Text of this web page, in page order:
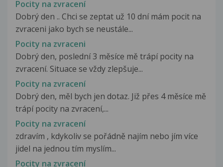
Pocity na zvracení
Dobrý den .. Chci se zeptat už 10 dní mám pocit na
zvraceni jako bych se neustále...
Pocity na zvraceni
Dobrý den, poslední 3 měsíce mě trápí pocity na
zvracení. Situace se vždy zlepšuje...
Pocity na zvracení
Dobrý den, měl bych jen dotaz. Již přes 4 měsíce mě
trápí pocity na zvracení,...
Pocity na zvracení
zdravím , kdykoliv se pořádně najím nebo jím více
jidel na jednou tím myslím...
Pocity na zvracení